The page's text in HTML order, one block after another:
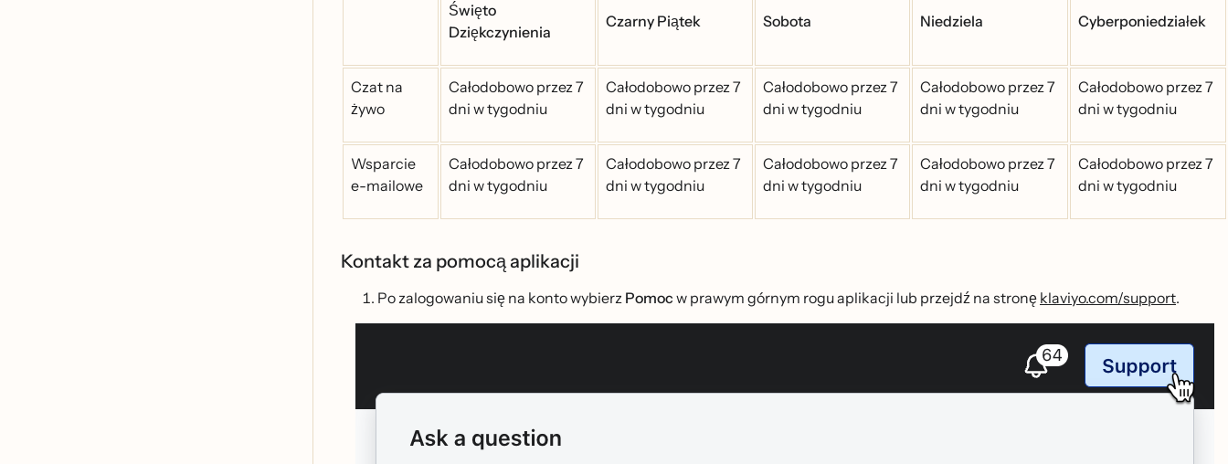
Święto
Dziękczynienia
Czarny Piątek Sobota Niedziela Cyberponiedziałek
Czat na
żywo
Całodobowo przez 7
dni w tygodniu
Całodobowo przez 7
dni w tygodniu
Całodobowo przez 7
dni w tygodniu
Całodobowo przez 7
dni w tygodniu
Całodobowo przez 7
dni w tygodniu
Wsparcie
e-mailowe
Całodobowo przez 7
dni w tygodniu
Całodobowo przez 7
dni w tygodniu
Całodobowo przez 7
dni w tygodniu
Całodobowo przez 7
dni w tygodniu
Całodobowo przez 7
dni w tygodniu
Kontakt za pomocą aplikacji
Po zalogowaniu się na konto wybierz Pomoc w prawym górnym rogu aplikacji lub przejdź na stronę klaviyo.com/support.